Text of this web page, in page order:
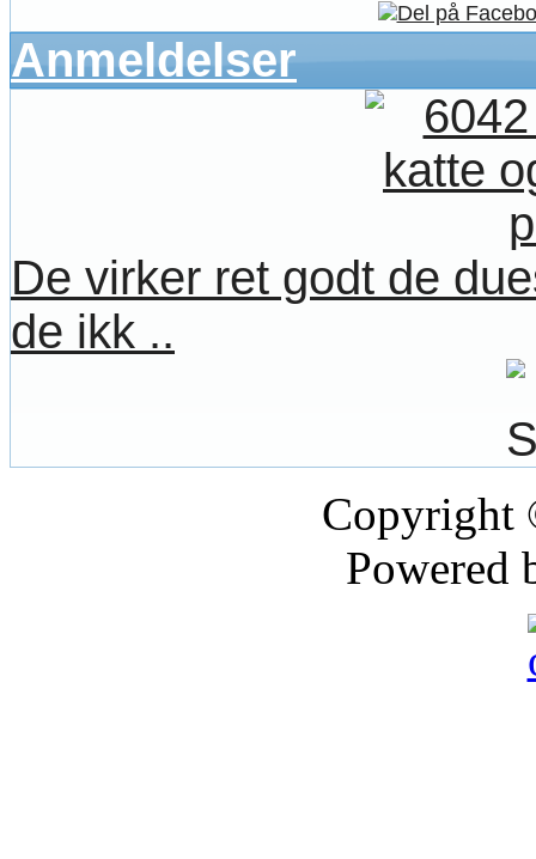
Anmeldelser
De virker ret godt de
de ikk ..
Powered